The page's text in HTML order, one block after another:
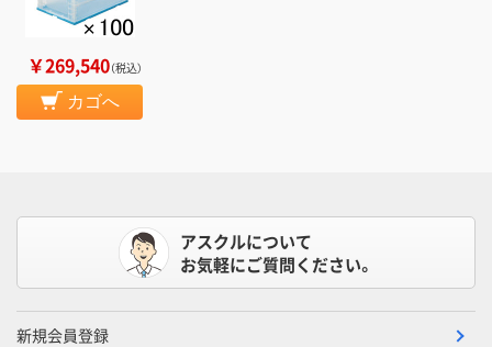
￥269,540（税込）
カゴへ
アスクルについて
お気軽にご質問ください。
新規会員登録